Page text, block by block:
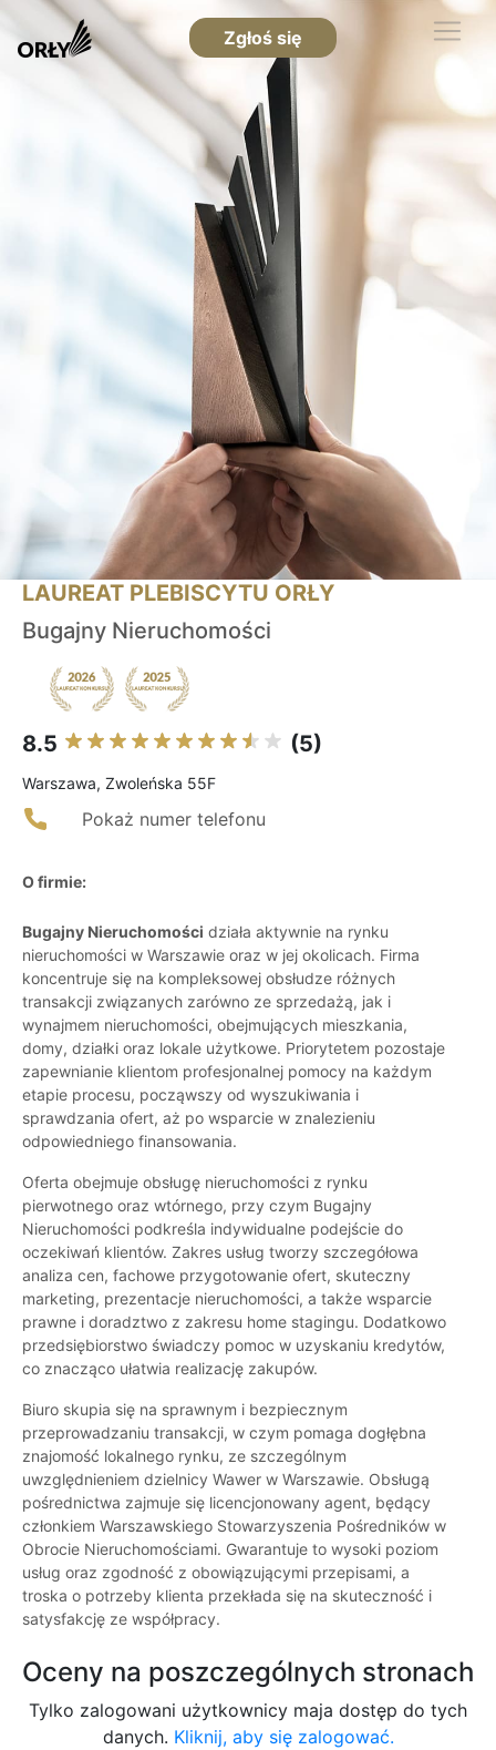
Zgłoś się
LAUREAT PLEBISCYTU ORŁY
Bugajny Nieruchomości
8.5 (5)
Warszawa, Zwoleńska 55F
Pokaż numer telefonu
O firmie:
Bugajny Nieruchomości działa aktywnie na rynku
nieruchomości w Warszawie oraz w jej okolicach. Firma
koncentruje się na kompleksowej obsłudze różnych
transakcji związanych zarówno ze sprzedażą, jak i
wynajmem nieruchomości, obejmujących mieszkania,
domy, działki oraz lokale użytkowe. Priorytetem pozostaje
zapewnianie klientom profesjonalnej pomocy na każdym
etapie procesu, począwszy od wyszukiwania i
sprawdzania ofert, aż po wsparcie w znalezieniu
odpowiedniego finansowania.
Oferta obejmuje obsługę nieruchomości z rynku
pierwotnego oraz wtórnego, przy czym Bugajny
Nieruchomości podkreśla indywidualne podejście do
oczekiwań klientów. Zakres usług tworzy szczegółowa
analiza cen, fachowe przygotowanie ofert, skuteczny
marketing, prezentacje nieruchomości, a także wsparcie
prawne i doradztwo z zakresu home stagingu. Dodatkowo
przedsiębiorstwo świadczy pomoc w uzyskaniu kredytów,
co znacząco ułatwia realizację zakupów.
Biuro skupia się na sprawnym i bezpiecznym
przeprowadzaniu transakcji, w czym pomaga dogłębna
znajomość lokalnego rynku, ze szczególnym
uwzględnieniem dzielnicy Wawer w Warszawie. Obsługą
pośrednictwa zajmuje się licencjonowany agent, będący
członkiem Warszawskiego Stowarzyszenia Pośredników w
Obrocie Nieruchomościami. Gwarantuje to wysoki poziom
usług oraz zgodność z obowiązującymi przepisami, a
troska o potrzeby klienta przekłada się na skuteczność i
satysfakcję ze współpracy.
Oceny na poszczególnych stronach
Tylko zalogowani użytkownicy maja dostęp do tych
danych. Kliknij, aby się zalogować.